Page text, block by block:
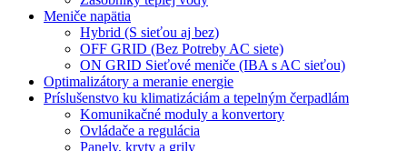
Meniče napätia
Hybrid (S sieťou aj bez)
OFF GRID (Bez Potreby AC siete)
ON GRID Sieťové meniče (IBA s AC sieťou)
Optimalizátory a meranie energie
Príslušenstvo ku klimatizáciám a tepelným čerpadlám
Komunikačné moduly a konvertory
Ovládače a regulácia
Panely, kryty a grily